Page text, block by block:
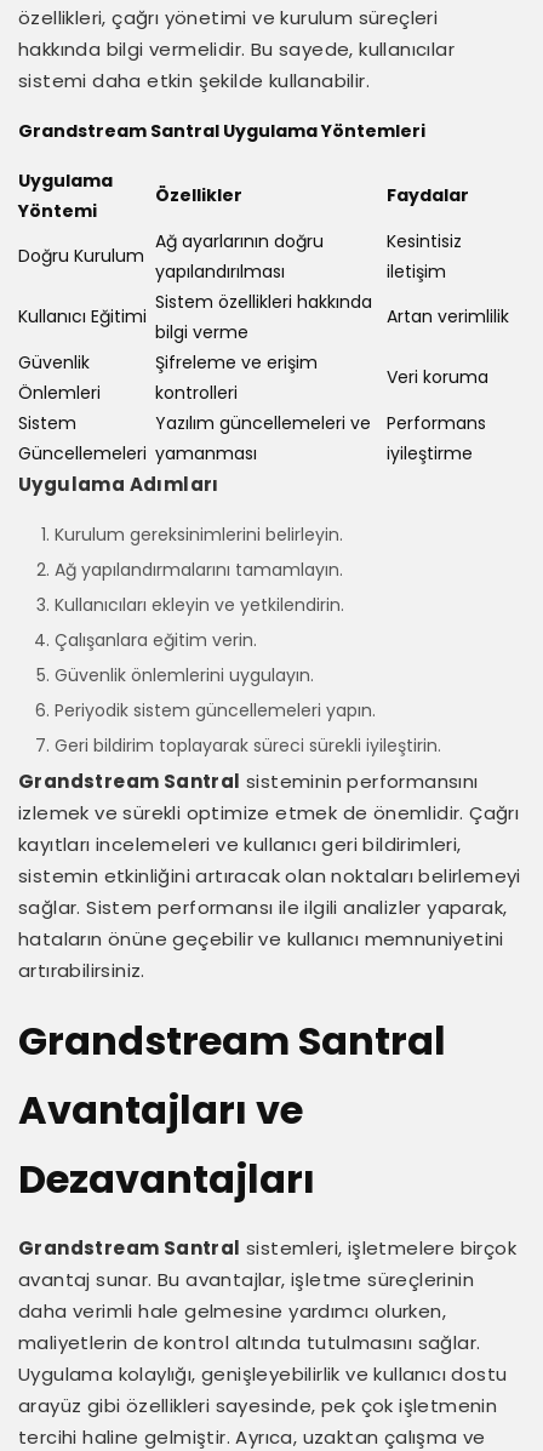
özellikleri, çağrı yönetimi ve kurulum süreçleri
hakkında bilgi vermelidir. Bu sayede, kullanıcılar
sistemi daha etkin şekilde kullanabilir.
Grandstream Santral Uygulama Yöntemleri
Uygulama
Yöntemi
Özellikler Faydalar
Doğru Kurulum
Ağ ayarlarının doğru
yapılandırılması
Kesintisiz
iletişim
Kullanıcı Eğitimi
Sistem özellikleri hakkında
bilgi verme
Artan verimlilik
Güvenlik
Önlemleri
Şifreleme ve erişim
kontrolleri
Veri koruma
Sistem
Güncellemeleri
Yazılım güncellemeleri ve
yamanması
Performans
iyileştirme
Uygulama Adımları
Kurulum gereksinimlerini belirleyin.
Ağ yapılandırmalarını tamamlayın.
Kullanıcıları ekleyin ve yetkilendirin.
Çalışanlara eğitim verin.
Güvenlik önlemlerini uygulayın.
Periyodik sistem güncellemeleri yapın.
Geri bildirim toplayarak süreci sürekli iyileştirin.
Grandstream Santral sisteminin performansını
izlemek ve sürekli optimize etmek de önemlidir. Çağrı
kayıtları incelemeleri ve kullanıcı geri bildirimleri,
sistemin etkinliğini artıracak olan noktaları belirlemeyi
sağlar. Sistem performansı ile ilgili analizler yaparak,
hataların önüne geçebilir ve kullanıcı memnuniyetini
artırabilirsiniz.
Grandstream Santral
Avantajları ve
Dezavantajları
Grandstream Santral sistemleri, işletmelere birçok
avantaj sunar. Bu avantajlar, işletme süreçlerinin
daha verimli hale gelmesine yardımcı olurken,
maliyetlerin de kontrol altında tutulmasını sağlar.
Uygulama kolaylığı, genişleyebilirlik ve kullanıcı dostu
arayüz gibi özellikleri sayesinde, pek çok işletmenin
tercihi haline gelmiştir. Ayrıca, uzaktan çalışma ve